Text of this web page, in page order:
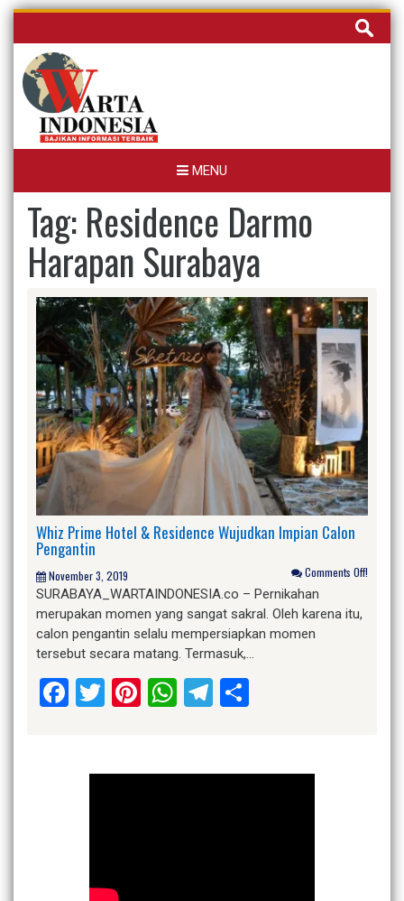
Skip
content
Cari
untuk:
MENU
Tag: Residence Darmo
Harapan Surabaya
Whiz Prime Hotel & Residence Wujudkan Impian Calon
Pengantin
November 3, 2019 Comments Off!
SURABAYA_WARTAINDONESIA.co – Pernikahan
merupakan momen yang sangat sakral. Oleh karena itu,
calon pengantin selalu mempersiapkan momen
tersebut secara matang. Termasuk,…
Facebook
Twitter
Pinterest
WhatsApp
Telegram